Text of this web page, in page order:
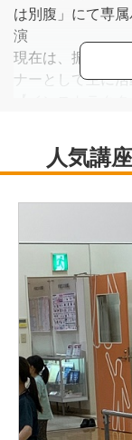
は別腹」にて専
演
現在は、振付師
ナーとして主に
・JAZZ ダンス
・Hiphopダンス
劇団四季「ライ
劇団四季「南十
「ダンスレボリ
『魔劇「今日か
『魔劇「今日か
御座船安宅丸 ダ
アートエンター
「θρύλος スリロ
アートエンター